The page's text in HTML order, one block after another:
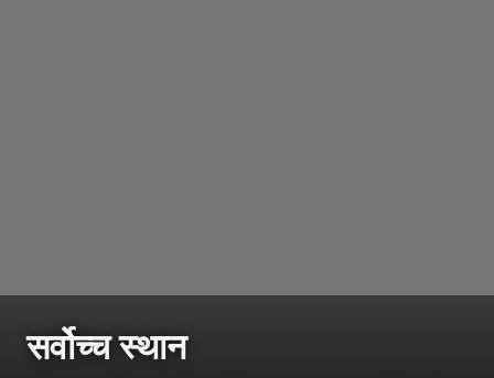
सर्वोच्च स्थान